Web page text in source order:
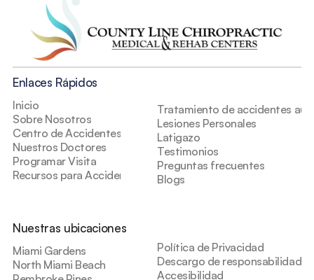
Enlaces Rápidos
Inicio
Sobre Nosotros
Centro de Accidentes
Nuestros Doctores
Programar Visita
Recursos para Accidentes
Tratamiento de accidentes
Lesiones Personales
Latigazo
Testimonios
Blogs
Preguntas frecuentes
Nuestras ubicaciones
Miami Gardens
North Miami Beach
Política de Privacidad
Descargo de responsabilidad
Accesibilidad